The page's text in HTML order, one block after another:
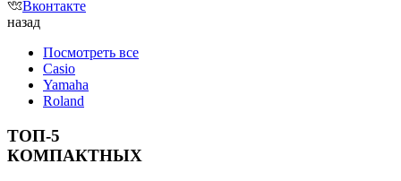
Вконтакте
назад
Посмотреть все
Casio
Yamaha
Roland
ТОП-5
КОМПАКТНЫХ